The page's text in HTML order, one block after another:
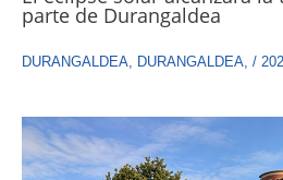
parte de Durangaldea
DURANGALDEA DURANGALDEA /